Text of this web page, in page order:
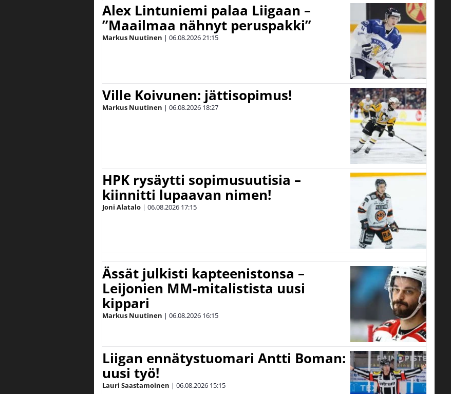
Alex Lintuniemi palaa Liigaan –
”Maailmaa nähnyt peruspakki”
Markus Nuutinen | 06.08.202621:15
Ville Koivunen: jättisopimus!
Markus Nuutinen | 06.08.2026 18:27
HPK rysäytti sopimusuutisia –
kiinnitti lupaavan nimen!
Joni Alatalo | 06.08.2026 17:15
Ässät julkisti kapteenistonsa –
Leijonien MM-mitalistista uusi
kippari
Markus Nuutinen | 06.08.2026 16:15
Liigan ennätystuomari Antti Boman:
uusi työ!
Lauri Saastamoinen | 06.08.2026 15:15